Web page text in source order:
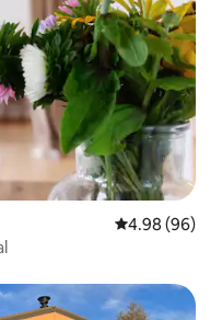
Calificación
4.98 (96)